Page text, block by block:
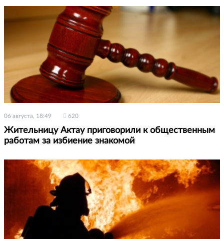
06 августа, 18:49 620
Жительницу Актау приговорили к общественным
работам за избиение знакомой